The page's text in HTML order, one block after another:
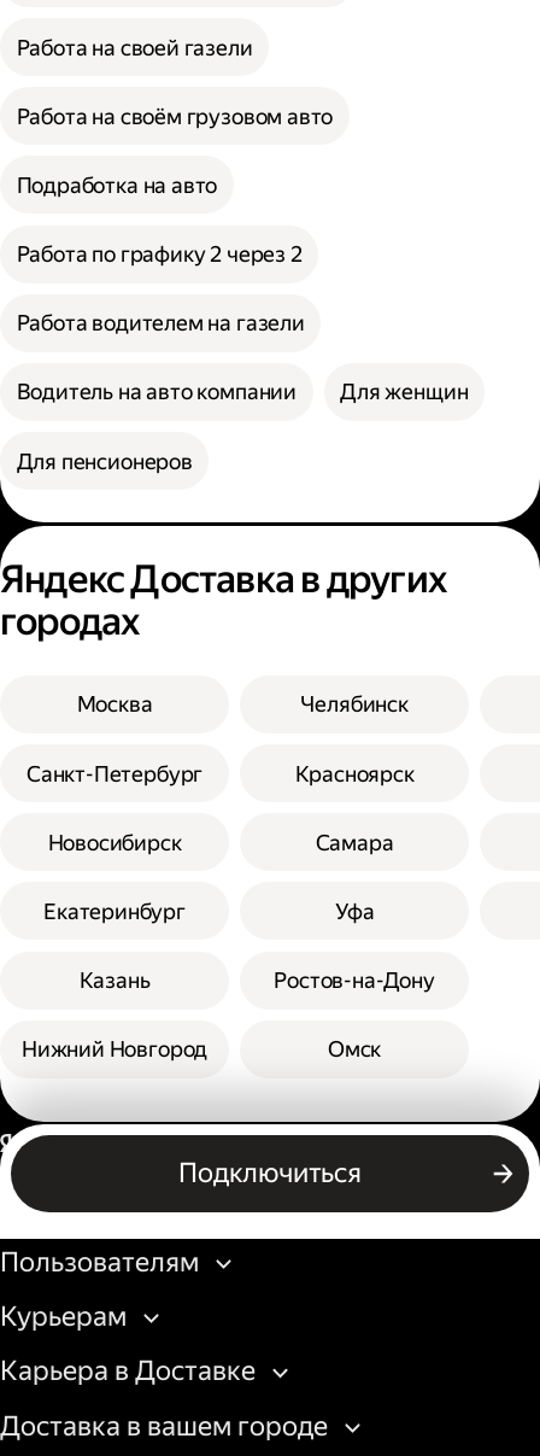
Работа на своей газели
Работа на своём грузовом авто
Подработка на авто
Работа по графику 2 через 2
Работа водителем на газели
Водитель на авто компании Для женщин
Для пенсионеров
Яндекс Доставка в других
городах
Москва
Санкт-Петербург
Новосибирск
Екатеринбург
Казань
Нижний Новгород
Челябинск
Красноярск
Самара
Уфа
Ростов-на-Дону
Омск
Подключиться
Россия
Бизнесу
Пользователям
Курьерам
Карьера в Доставке
Доставка в вашем городе